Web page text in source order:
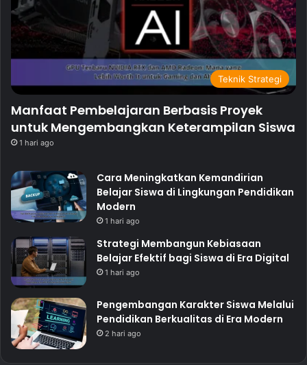
Teknik Strategi
Manfaat Pembelajaran Berbasis Proyek
untuk Mengembangkan Keterampilan Siswa
1 hari ago
Cara Meningkatkan Kemandirian
Belajar Siswa di Lingkungan Pendidikan
Modern
1 hari ago
Strategi Membangun Kebiasaan
Belajar Efektif bagi Siswa di Era Digital
1 hari ago
Pengembangan Karakter Siswa Melalui
Pendidikan Berkualitas di Era Modern
2 hari ago